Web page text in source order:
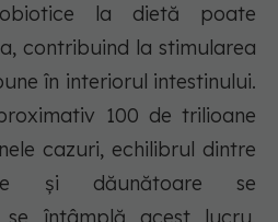
la dietă poate
contribuind la stimularea
în interiorul intestinului.
100 de trilioane
cazuri, echilibrul dintre
și dăunătoare se